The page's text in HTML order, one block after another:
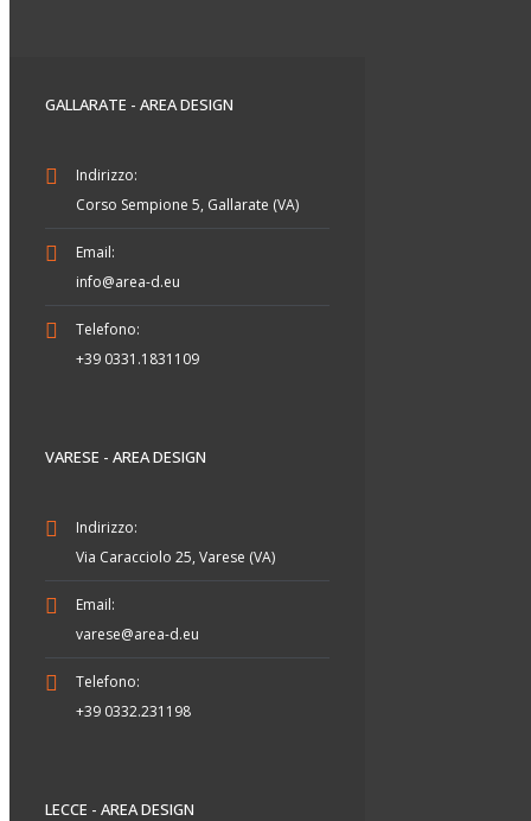
GALLARATE - AREA DESIGN
Indirizzo:
Corso Sempione 5, Gallarate (VA)
Email:
info@area-d.eu
Telefono:
+39 0331.1831109
VARESE - AREA DESIGN
Indirizzo:
Via Caracciolo 25, Varese (VA)
Email:
varese@area-d.eu
Telefono:
+39 0332.231198
LECCE - AREA DESIGN